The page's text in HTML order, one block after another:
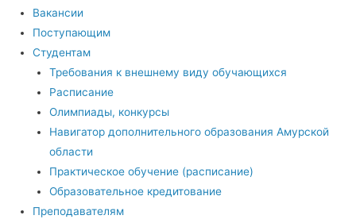
Вакансии
Поступающим
Студентам
Требования к внешнему виду обучающихся
Расписание
Олимпиады, конкурсы
Навигатор дополнительного образования Амурской
области
Практическое обучение (расписание)
Образовательное кредитование
Преподавателям